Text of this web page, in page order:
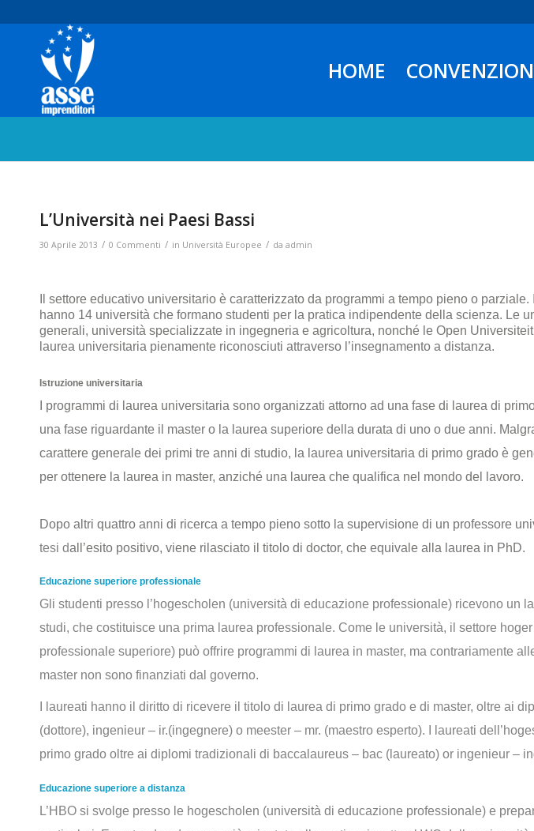
HOME
L’Università nei Paesi Bassi
30 Aprile 2013 / 0 Commenti / in Università Europee / da admin
Il settore educativo universitario è caratterizzato da programmi a tempo pieno o parziale.
hanno 14 università che formano studenti per la pratica indipendente della scienza. Le
generali, università specializzate in ingegneria e agricoltura, nonché le Open
laurea universitaria pienamente riconosciuti attraverso l’insegnamento a distanza.
Istruzione universitaria
I programmi di laurea universitaria sono organizzati attorno ad una fase di laurea di
una fase riguardante il master o la laurea superiore della durata di uno o due anni.
carattere generale dei primi tre anni di studio, la laurea universitaria di primo grado è
per ottenere la laurea in master, anziché una laurea che qualifica nel mondo del lavoro.
Dopo altri quattro anni di ricerca a tempo pieno sotto la supervisione di un professore
tesi dall’esito positivo, viene rilasciato il titolo di doctor, che equivale alla laurea in PhD.
Educazione superiore professionale
Gli studenti presso l’hogescholen (università di educazione professionale) ricevono un
studi, che costituisce una prima laurea professionale. Come le università, il settore
professionale superiore) può offrire programmi di laurea in master, ma contrariamente
master non sono finanziati dal governo.
I laureati hanno il diritto di ricevere il titolo di laurea di primo grado e di master, oltre ai
(dottore), ingenieur – ir.(ingegnere) o meester – mr. (maestro esperto). I laureati
primo grado oltre ai diplomi tradizionali di baccalaureus – bac (laureato) or ingenieur –
Educazione superiore a distanza
L’HBO si svolge presso le hogescholen (università di educazione professionale) e